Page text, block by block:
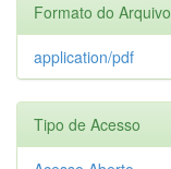
Formato do Arquivo
application/pdf
Tipo de Acesso